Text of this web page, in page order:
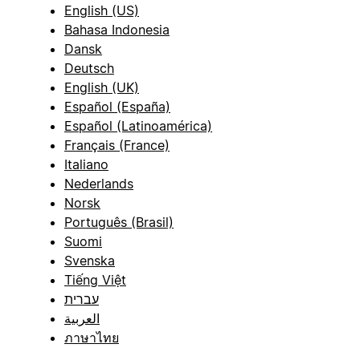
English (US)
Bahasa Indonesia
Dansk
Deutsch
English (UK)
Español (España)
Español (Latinoamérica)
Français (France)
Italiano
Nederlands
Norsk
Português (Brasil)
Suomi
Svenska
Tiếng Việt
עברית
العربية
ภาษาไทย